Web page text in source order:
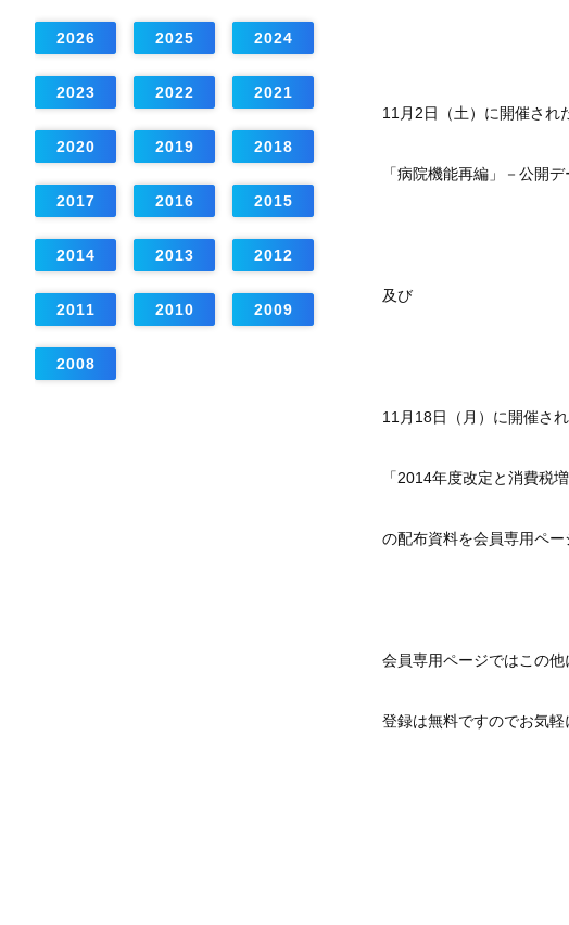
11月2日（土）に開催され
「病院機能再編」－公開
及び
11月18日（月）に開催さ
「2014年度改定と消費税増
の配布資料を会員専用ペー
会員専用ページではこの他
登録は無料ですのでお気軽
2026 2025 2024
2023 2022 2021
2020 2019 2018
2017 2016 2015
2014 2013 2012
2011 2010 2009
2008